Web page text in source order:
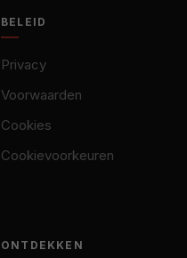
BELEID
Privacy
Voorwaarden
Cookies
Cookievoorkeuren
ONTDEKKEN